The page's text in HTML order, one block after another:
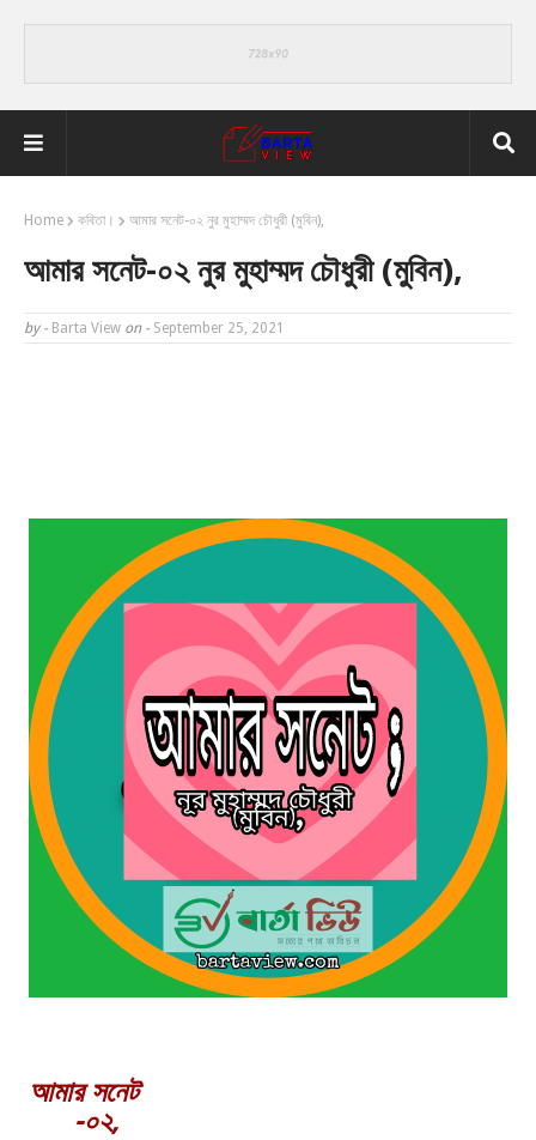
Home কবিতা। আমার সনেট-০২ নুর মুহাম্মদ চৌধুরী (মুবিন),
আমার সনেট-০২ নুর মুহাম্মদ চৌধুরী (মুবিন),
by - Barta View on - September 25, 2021
আমার সনেট
-০২,